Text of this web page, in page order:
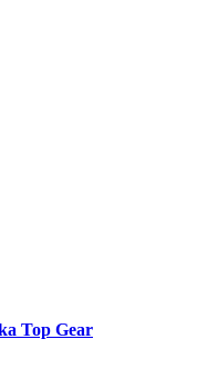
Top Gear